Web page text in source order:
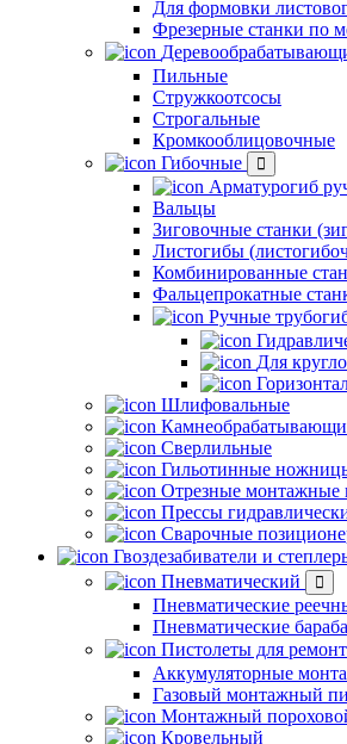
Для формовки
Фрезерные станки по
Пильные
Стружкоотсосы
Строгальные
Кромкооблицовочные
Гибочные
Арматурогиб
Вальцы
Зиговочные станки
Листогибы
Комбинированные
Фальцепрокатные
Ручные
Для
Шлифовальные
Сверлильные
Гильотинные
Отрезные монтажные
Прессы
Сварочные
Гвоздезабиватели и
Пневматический
Пневматические
Пневматические
Пистолеты для
Аккумуляторные
Газовый монтажный
Монтажный
Кровельный